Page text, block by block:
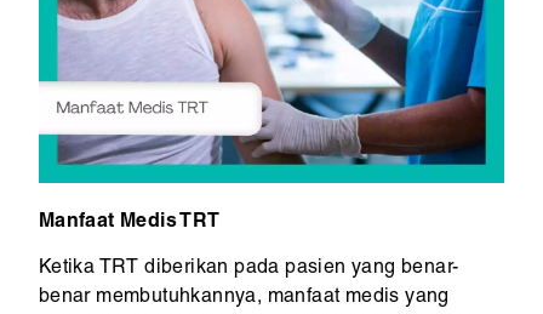
Manfaat Medis TRT
Ketika TRT diberikan pada pasien yang benar-
benar membutuhkannya, manfaat medis yang